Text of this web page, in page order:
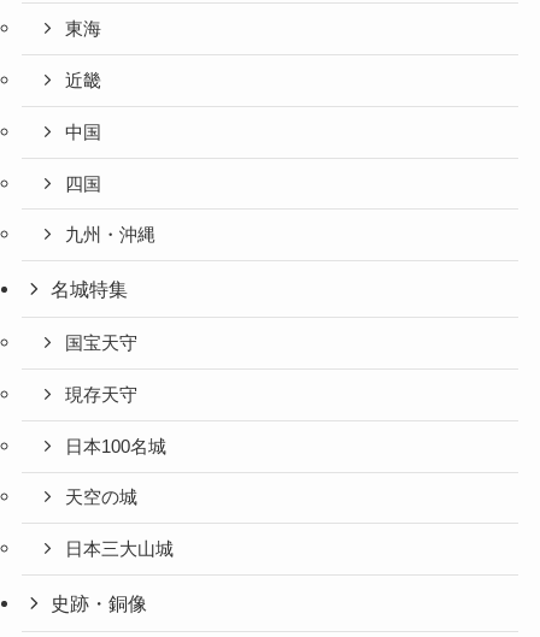
東海
近畿
中国
四国
九州・沖縄
名城特集
国宝天守
現存天守
日本100名城
天空の城
日本三大山城
史跡・銅像